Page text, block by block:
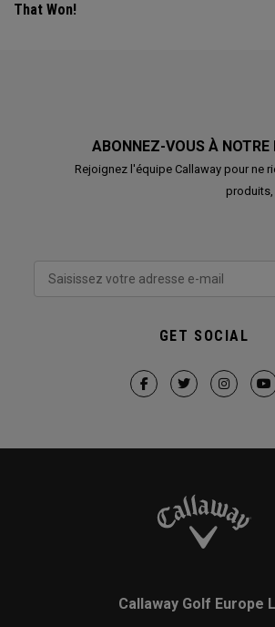
That Won!
ABONNEZ-VOUS À NOTRE
Rejoignez l'équipe Callaway pour ne
GET SOCIAL
Callaway Golf Europe